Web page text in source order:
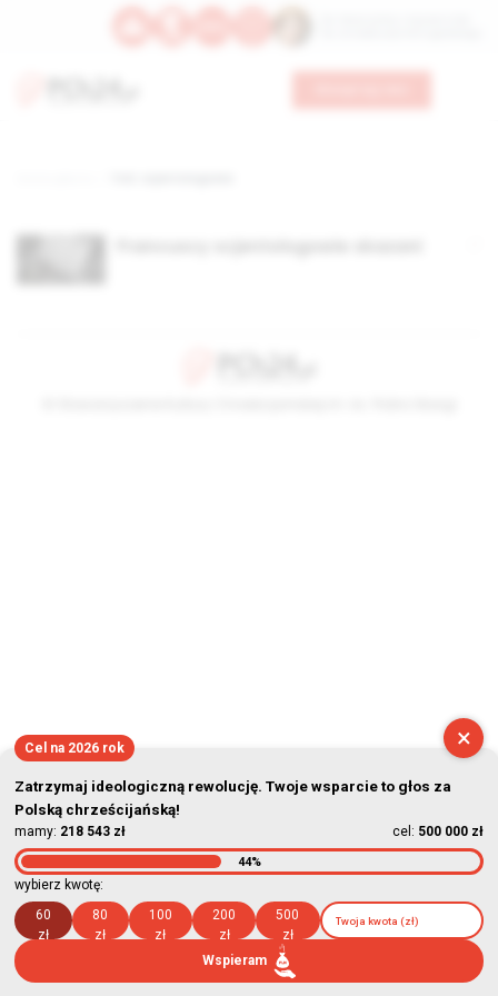
×
Cel na 2026 rok
Zatrzymaj ideologiczną rewolucję. Twoje wsparcie to głos za
Polską chrześcijańską!
mamy: 218 543 zł cel: 500 000 zł
44%
wybierz kwotę:
60
zł
80
zł
100
zł
200
zł
500
zł
Wspieram